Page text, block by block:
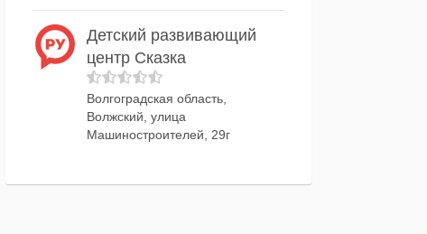
Детский развивающий
центр Сказка
Волгоградская область,
Волжский, улица
Машиностроителей, 29г